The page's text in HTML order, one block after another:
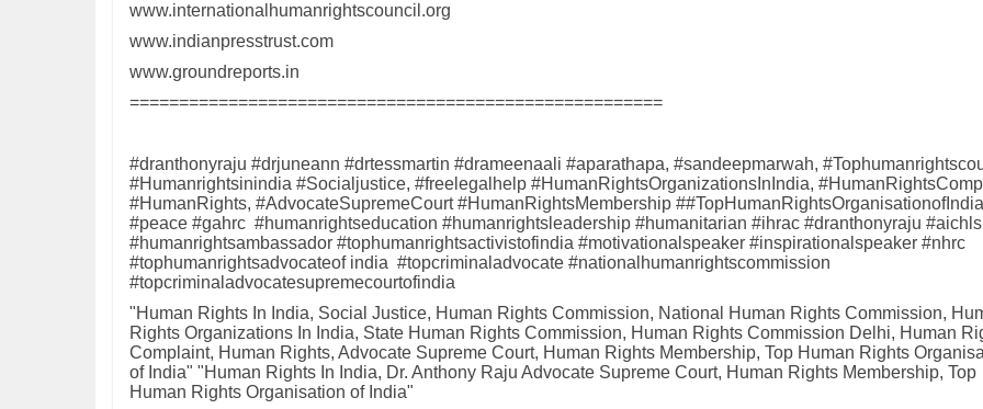
www.internationalhumanrightscouncil.org
www.indianpresstrust.com
www.groundreports.in
======================================================
#dranthonyraju #drjuneann #drtessmartin #drameenaali #aparathapa, #sandeepmarwah,
#Humanrightsinindia #Socialjustice, #freelegalhelp #HumanRightsOrganizationsInIndia,
#HumanRights, #AdvocateSupremeCourt #HumanRightsMembership ##TopHumanRightsOrganisationofIndia
#peace #gahrc #humanrightseducation #humanrightsleadership #humanitarian #ihrac #dranthonyraju #aichls
#humanrightsambassador #tophumanrightsactivistofindia #motivationalspeaker #inspirationalspeaker #nhrc
#tophumanrightsadvocateof india #topcriminaladvocate #nationalhumanrightscommission
#topcriminaladvocatesupremecourtofindia
"Human Rights In India, Social Justice, Human Rights Commission, National Human Rights Commission,
Rights Organizations In India, State Human Rights Commission, Human Rights Commission Delhi, Human
Complaint, Human Rights, Advocate Supreme Court, Human Rights Membership, Top Human Rights
of India" "Human Rights In India, Dr. Anthony Raju Advocate Supreme Court, Human Rights Membership, Top
Human Rights Organisation of India"